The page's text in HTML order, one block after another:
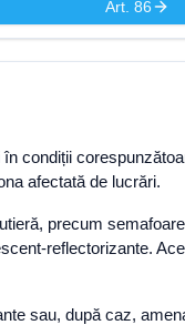
Art. 86
condiții
afectată de lucrări.
precum
reflectorizante.
sau, după caz,